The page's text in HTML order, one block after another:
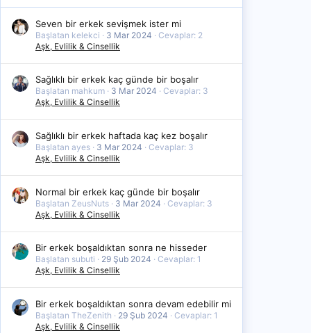
Seven bir erkek sevişmek ister mi
Başlatan kelekci 3 Mar 2024
Cevaplar: 2
Aşk, Evlilik & Cinsellik
Sağlıklı bir erkek kaç günde bir boşalır
Başlatan mahkum 3 Mar 2024
Cevaplar: 3
Aşk, Evlilik & Cinsellik
Sağlıklı bir erkek haftada kaç kez boşalır
Başlatan ayes 3 Mar 2024
Cevaplar: 3
Aşk, Evlilik & Cinsellik
Normal bir erkek kaç günde bir boşalır
Başlatan ZeusNuts 3 Mar 2024
Cevaplar: 3
Aşk, Evlilik & Cinsellik
Bir erkek boşaldıktan sonra ne hisseder
Başlatan subuti 29 Şub 2024
Cevaplar: 1
Aşk, Evlilik & Cinsellik
Bir erkek boşaldıktan sonra devam edebilir mi
Başlatan TheZenith 29 Şub 2024
Cevaplar: 1
Aşk, Evlilik & Cinsellik